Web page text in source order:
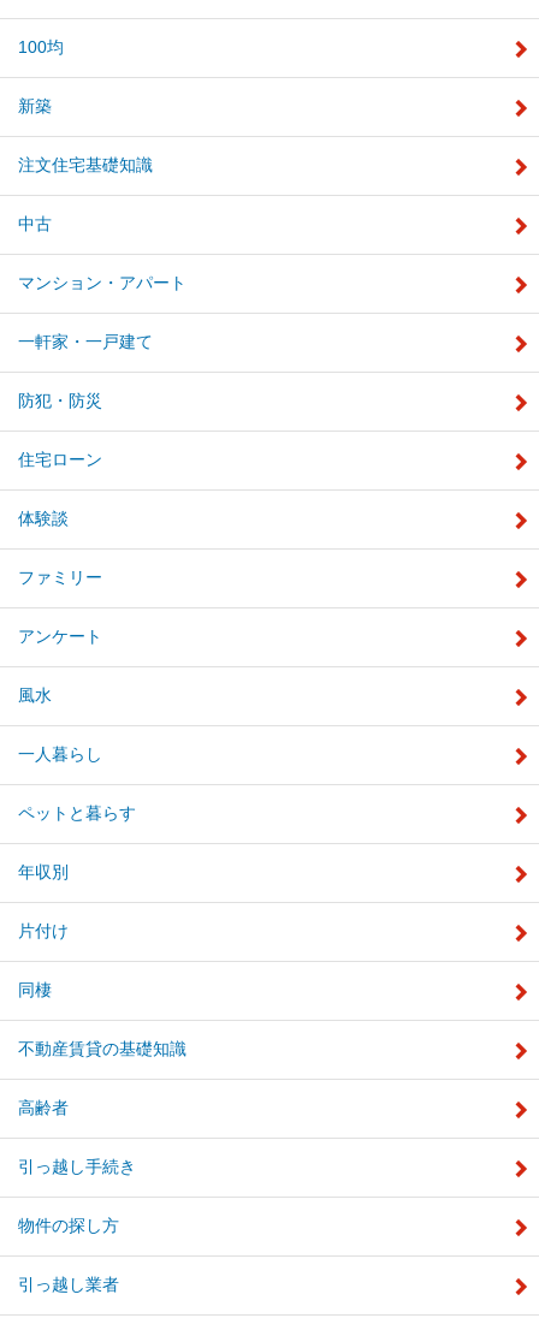
100均
新築
注文住宅基礎知識
中古
マンション・アパート
一軒家・一戸建て
防犯・防災
住宅ローン
体験談
ファミリー
アンケート
風水
一人暮らし
ペットと暮らす
年収別
片付け
同棲
不動産賃貸の基礎知識
高齢者
引っ越し手続き
物件の探し方
引っ越し業者